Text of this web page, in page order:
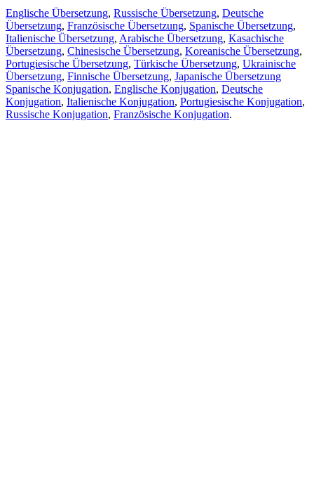
Englische Übersetzung, Russische Übersetzung, Deutsche
Übersetzung, Französische Übersetzung, Spanische Übersetzung,
Italienische Übersetzung, Arabische Übersetzung, Kasachische
Übersetzung, Chinesische Übersetzung, Koreanische Übersetzung,
Portugiesische Übersetzung, Türkische Übersetzung, Ukrainische
Übersetzung, Finnische Übersetzung, Japanische Übersetzung
Spanische Konjugation, Englische Konjugation, Deutsche
Konjugation, Italienische Konjugation, Portugiesische Konjugation,
Russische Konjugation, Französische Konjugation.